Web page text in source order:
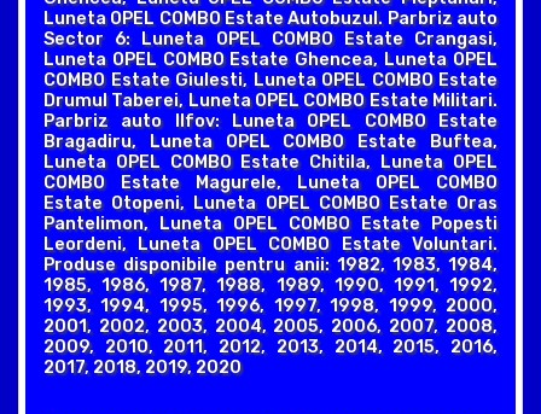
Luneta OPEL COMBO Estate Autobuzul. Parbriz auto
Sector 6: Luneta OPEL COMBO Estate Crangasi,
Luneta OPEL COMBO Estate Ghencea, Luneta OPEL
COMBO Estate Giulesti, Luneta OPEL COMBO Estate
Drumul Taberei, Luneta OPEL COMBO Estate Militari.
Parbriz auto Ilfov: Luneta OPEL COMBO Estate
Bragadiru, Luneta OPEL COMBO Estate Buftea,
Luneta OPEL COMBO Estate Chitila, Luneta OPEL
COMBO Estate Magurele, Luneta OPEL COMBO
Estate Otopeni, Luneta OPEL COMBO Estate Oras
Pantelimon, Luneta OPEL COMBO Estate Popesti
Leordeni, Luneta OPEL COMBO Estate Voluntari.
Produse disponibile pentru anii: 1982, 1983, 1984,
1985, 1986, 1987, 1988, 1989, 1990, 1991, 1992,
1993, 1994, 1995, 1996, 1997, 1998, 1999, 2000,
2001, 2002, 2003, 2004, 2005, 2006, 2007, 2008,
2009, 2010, 2011, 2012, 2013, 2014, 2015, 2016,
2017, 2018, 2019, 2020